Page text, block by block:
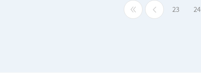
23 24